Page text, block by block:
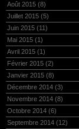
Août 2015 (8)
Juillet 2015 (5)
Juin 2015 (11)
Mai 2015 (1)
Avril 2015 (1)
Février 2015 (2)
Janvier 2015 (8)
Décembre 2014 (3)
Novembre 2014 (8)
Octobre 2014 (6)
Septembre 2014 (12)